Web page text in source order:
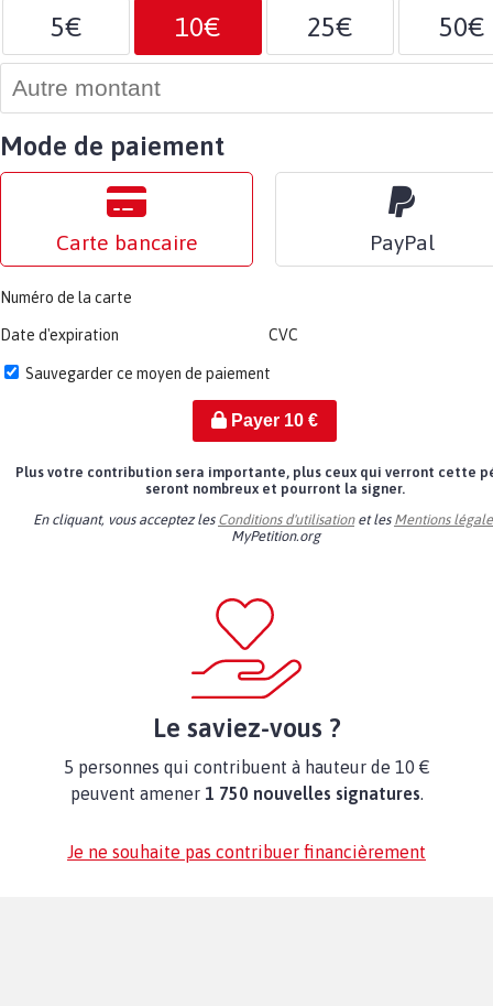
5€ 10€ 25€ 50€
Mode de paiement
Carte bancaire PayPal
Numéro de la carte
Date d'expiration CVC
Sauvegarder ce moyen de paiement
Payer 10€
Plus votre contribution sera importante, plus ceux qui verront cette
seront nombreux et pourront la signer.
En cliquant, vous acceptez les Conditions d'utilisationet les Mentions
MyPetition.org
Le saviez-vous ?
5 personnes qui contribuent à hauteur de 10 €
peuvent amener 1 750 nouvelles signatures.
Je ne souhaite pas contribuer financièrement